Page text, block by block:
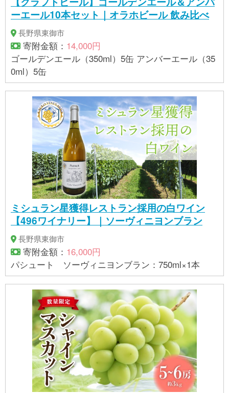
ーエール10本セット｜オラホビール 飲み比べ
長野県東御市
寄附金額： 14,000円
ゴールデンエール（350ml）5缶 アンバーエール（35
0ml）5缶
ミシュラン星獲得レストラン採用の白ワイン
【496ワイナリー】｜ソーヴィニヨンブラン
長野県東御市
寄附金額： 16,000円
パシュート ソーヴィニヨンブラン：750ml×1本